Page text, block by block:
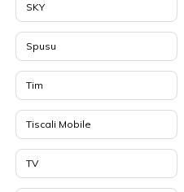
SKY
Spusu
Tim
Tiscali Mobile
TV